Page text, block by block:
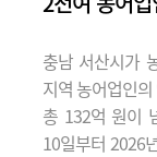
충남 서산시가
지역 농어업인
총 132억 원이
10일부터 2026